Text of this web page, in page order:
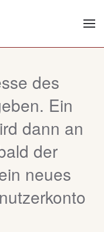
des
Ein
dann an
der
neues